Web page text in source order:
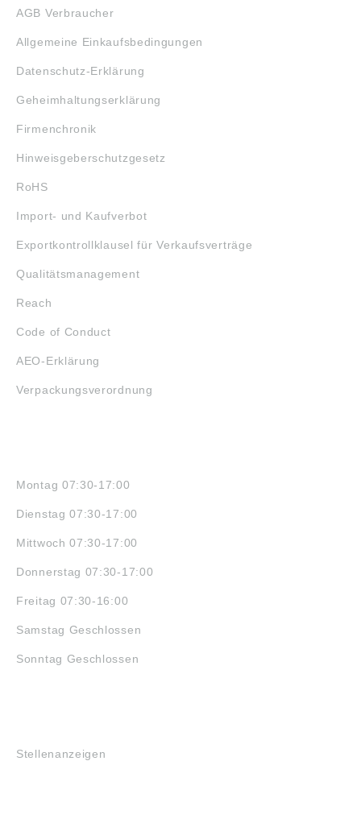
AGB Verbraucher
Allgemeine Einkaufsbedingungen
Datenschutz-Erklärung
Geheimhaltungserklärung
Firmenchronik
Hinweisgeberschutzgesetz
RoHS
Import- und Kaufverbot
Exportkontrollklausel für Verkaufsverträge
Qualitätsmanagement
Reach
Code of Conduct
AEO-Erklärung
Verpackungsverordnung
Montag 07:30-17:00
Dienstag 07:30-17:00
Mittwoch 07:30-17:00
Donnerstag 07:30-17:00
Freitag 07:30-16:00
Samstag Geschlossen
Sonntag Geschlossen
Stellenanzeigen